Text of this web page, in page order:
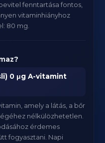
fenntartása fontos,
vitaminhiányhoz
80 mg.
0 μg A-vitamint
amely a látás, a bőr
nélkülözhetetlen.
érdemes
fogyasztani. Napi